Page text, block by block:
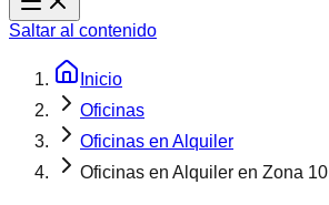
Saltar al contenido
Inicio
Oficinas
Oficinas en Alquiler
Oficinas en Alquiler en Zona 10